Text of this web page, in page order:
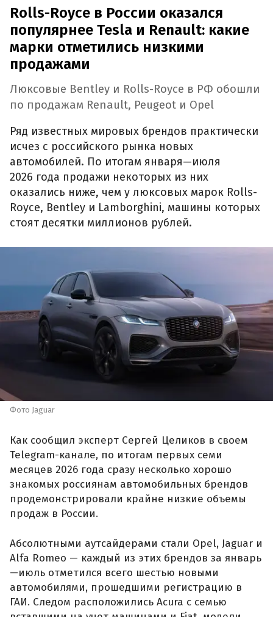
Rolls-Royce в России оказался
популярнее Tesla и Renault: какие
марки отметились низкими
продажами
Люксовые Bentley и Rolls-Royce в РФ обошли
по продажам Renault, Peugeot и Opel
Ряд известных мировых брендов практически
исчез с российского рынка новых
автомобилей. По итогам января—июля
2026 года продажи некоторых из них
оказались ниже, чем у люксовых марок Rolls-
Royce, Bentley и Lamborghini, машины которых
стоят десятки миллионов рублей.
Фото Jaguar
Как сообщил эксперт Сергей Целиков в своем
Telegram-канале, по итогам первых семи
месяцев 2026 года сразу несколько хорошо
знакомых россиянам автомобильных брендов
продемонстрировали крайне низкие объемы
продаж в России.
Абсолютными аутсайдерами стали Opel, Jaguar и
Alfa Romeo — каждый из этих брендов за январь
—июль отметился всего шестью новыми
автомобилями, прошедшими регистрацию в
ГАИ. Следом расположились Acura с семью